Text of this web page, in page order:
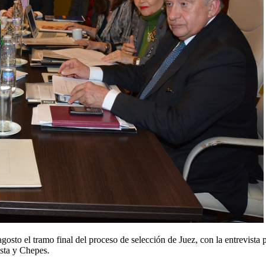
el tramo final del proceso de selección de Juez, con la
y Chepes.